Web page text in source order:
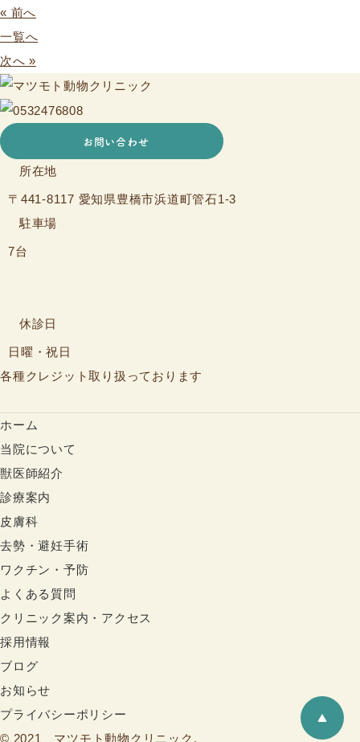
« 前へ
一覧へ
次へ »
お問い合わせ
所在地
〒441-8117 愛知県豊橋市浜道町管石1-3
駐車場
7台
休診日
日曜・祝日
各種クレジット取り扱っております
ホーム
当院について
獣医師紹介
診療案内
皮膚科
去勢・避妊手術
ワクチン・予防
よくある質問
クリニック案内・アクセス
採用情報
ブログ
お知らせ
プライバシーポリシー
© 2021 マツモト動物クリニック.